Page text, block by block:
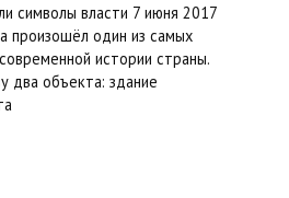
символы власти 7 июня 2017
произошёл один из самых
истории страны.
два объекта: здание